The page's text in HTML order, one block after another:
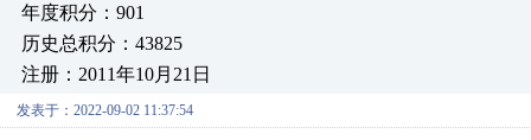
年度积分：901
历史总积分：43825
注册：2011年10月21日
发表于：2022-09-02 11:37:54